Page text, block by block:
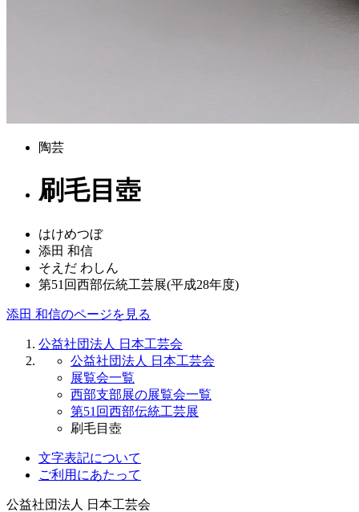
陶芸
刷毛目壺
はけめつぼ
添田 和信
そえだ わしん
第51回西部伝統工芸展(平成28年度)
添田 和信のページを見る
公益社団法人 日本工芸会
公益社団法人 日本工芸会
展覧会一覧
西部支部展の展覧会一覧
第51回西部伝統工芸展
刷毛目壺
文字表記について
ご利用にあたって
公益社団法人 日本工芸会